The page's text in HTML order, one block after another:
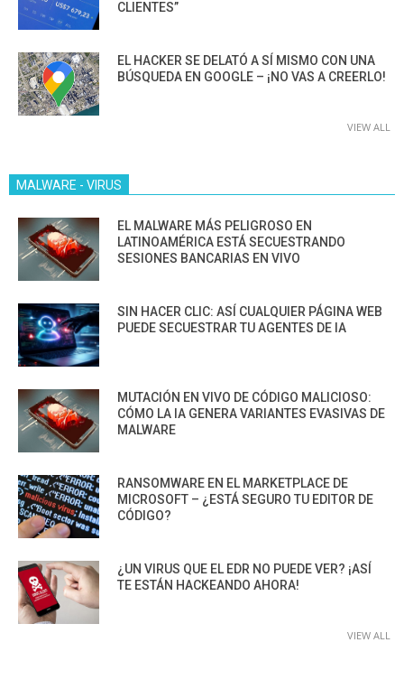
CLIENTES”
EL HACKER SE DELATÓ A SÍ MISMO CON UNA
BÚSQUEDA EN GOOGLE – ¡NO VAS A CREERLO!
VIEW ALL
MALWARE - VIRUS
EL MALWARE MÁS PELIGROSO EN
LATINOAMÉRICA ESTÁ SECUESTRANDO
SESIONES BANCARIAS EN VIVO
SIN HACER CLIC: ASÍ CUALQUIER PÁGINA WEB
PUEDE SECUESTRAR TU AGENTES DE IA
MUTACIÓN EN VIVO DE CÓDIGO MALICIOSO:
CÓMO LA IA GENERA VARIANTES EVASIVAS DE
MALWARE
RANSOMWARE EN EL MARKETPLACE DE
MICROSOFT – ¿ESTÁ SEGURO TU EDITOR DE
CÓDIGO?
¿UN VIRUS QUE EL EDR NO PUEDE VER? ¡ASÍ
TE ESTÁN HACKEANDO AHORA!
VIEW ALL